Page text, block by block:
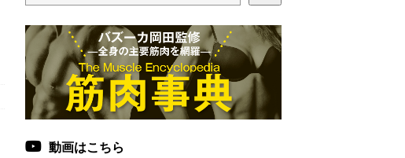
動画はこちら